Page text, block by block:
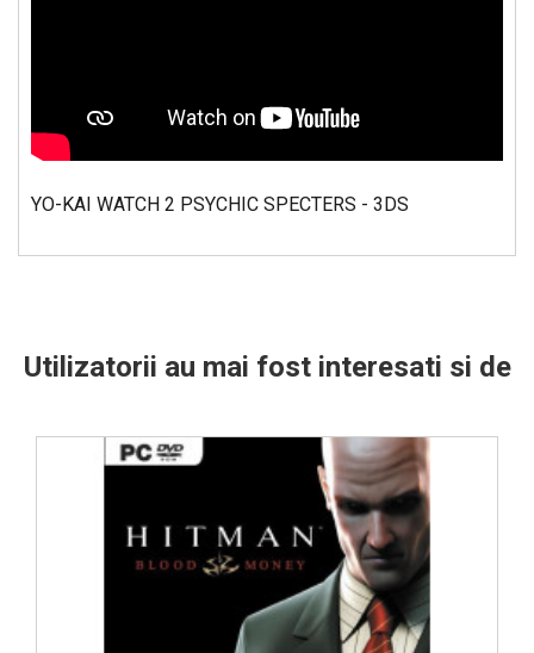
YO-KAI WATCH 2 PSYCHIC SPECTERS - 3DS
Utilizatorii au mai fost interesati si de